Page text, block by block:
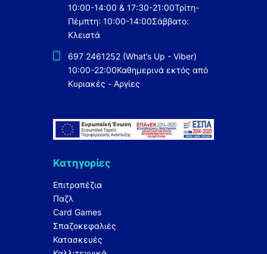
10:00-14:00 & 17:30-21:00Τρίτη-
Πέμπτη: 10:00-14:00Σάββατο:
Κλειστά
697 2461252 (What’s Up - Viber)
10:00-22:00Καθημερινά εκτός από
Κυριακές - Αργίες
Κατηγορίες
Επιτραπέζια
Παζλ
Card Games
Σπαζοκεφαλιές
Κατασκευές